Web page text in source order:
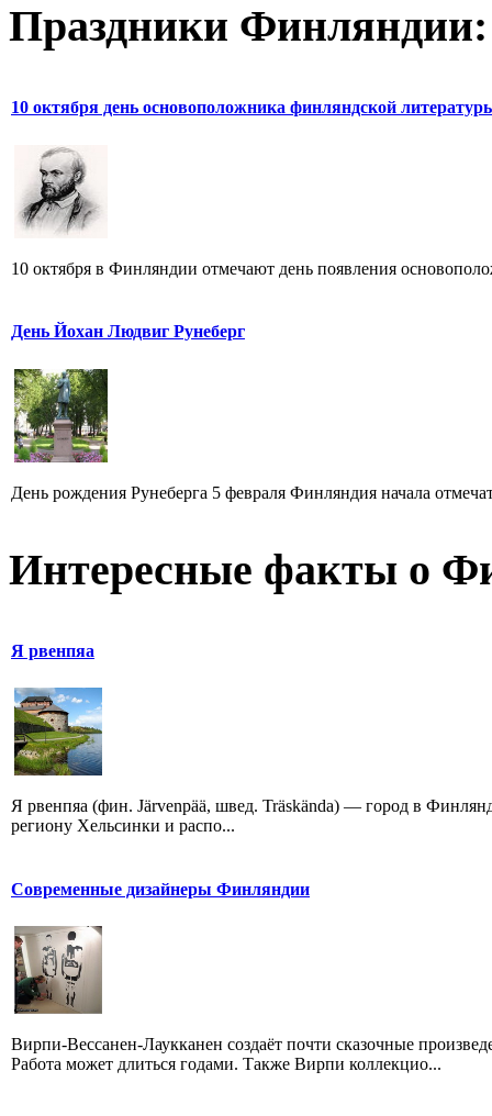
Праздники Финляндии:
10 октября день основоположника финляндской
10 октября в Финляндии отмечают день появления
День Йохан Людвиг Рунеберг
День рождения Рунеберга 5 февраля Финляндия начала
Интересные факты о
Я рвенпяа
Я рвенпяа (фин. Järvenpää, швед. Träskända) — город в
региону Хельсинки и распо...
Современные дизайнеры Финляндии
Вирпи-Вессанен-Лаукканен создаёт почти сказочные
Работа может длиться годами. Также Вирпи коллекцио...